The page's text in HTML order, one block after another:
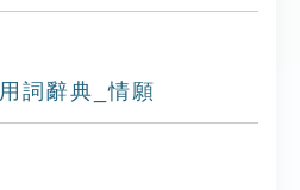
詞辭典_情願